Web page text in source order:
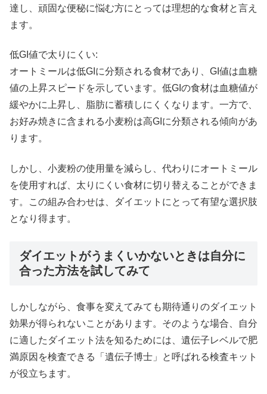
達し、頑固な便秘に悩む方にとっては理想的な食材と言え
ます。
低GI値で太りにくい:
オートミールは低GIに分類される食材であり、GI値は血糖
値の上昇スピードを示しています。低GIの食材は血糖値が
緩やかに上昇し、脂肪に蓄積しにくくなります。一方で、
お好み焼きに含まれる小麦粉は高GIに分類される傾向があ
ります。
しかし、小麦粉の使用量を減らし、代わりにオートミール
を使用すれば、太りにくい食材に切り替えることができま
す。この組み合わせは、ダイエットにとって有望な選択肢
となり得ます。
ダイエットがうまくいかないときは自分に
合った方法を試してみて
しかしながら、食事を変えてみても期待通りのダイエット
効果が得られないことがあります。そのような場合、自分
に適したダイエット法を知るためには、遺伝子レベルで肥
満原因を検査できる「遺伝子博士」と呼ばれる検査キット
が役立ちます。